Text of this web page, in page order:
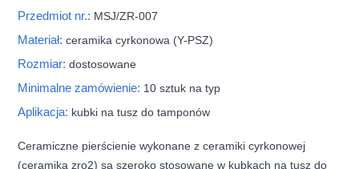
Przedmiot nr.: MSJ/ZR-007
Materiał:ceramika cyrkonowa (Y-PSZ)
Rozmiar:dostosowane
Minimalne zamówienie: 10 sztuk na typ
Aplikacja: kubki na tusz do tamponów
Ceramiczne pierścienie wykonane z ceramiki cyrkonowej
(ceramika zro2) są szeroko stosowane w kubkach na tusz do